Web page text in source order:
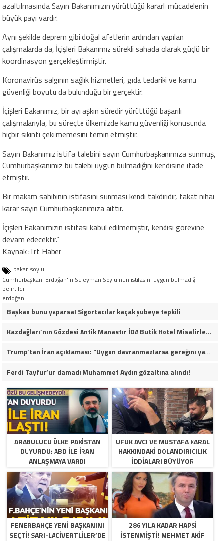
azaltılmasında Sayın Bakanımızın yürüttüğü kararlı mücadelenin
büyük payı vardır.
Aynı şekilde deprem gibi doğal afetlerin ardından yapılan
çalışmalarda da, İçişleri Bakanımız sürekli sahada olarak güçlü bir
koordinasyon gerçekleştirmiştir.
Koronavirüs salgının sağlık hizmetleri, gıda tedariki ve kamu
güvenliği boyutu da bulunduğu bir gerçektir.
İçişleri Bakanımız, bir ayı aşkın süredir yürüttüğü başarılı
çalışmalarıyla, bu süreçte ülkemizde kamu güvenliği konusunda
hiçbir sıkıntı çekilmemesini temin etmiştir.
Sayın Bakanımız istifa talebini sayın Cumhurbaşkanımıza sunmuş,
Cumhurbaşkanımız bu talebi uygun bulmadığını kendisine ifade
etmiştir.
Bir makam sahibinin istifasını sunması kendi takdiridir, fakat nihai
karar sayın Cumhurbaşkanımıza aittir.
İçişleri Bakanımızın istifası kabul edilmemiştir, kendisi görevine
devam edecektir.”
Kaynak :Trt Haber
bakan soylu
Cumhurbaşkanı Erdoğan'ın Süleyman Soylu'nun istifasını uygun bulmadığı
belirtildi.
erdoğan
Başkan bunu yaparsa! Sigortacılar kaçak şubeye tepkili
Kazdağları’nın Gözdesi Antik Manastır İDA Butik Hotel Misafirlerinden Tam Not Alıyor
Trump’tan İran açıklaması: “Uygun davranmazlarsa gereğini yaparım”
Ferdi Tayfur’un damadı Muhammet Aydın gözaltına alındı!
ARABULUCU ÜLKE PAKISTAN
DUYURDU: ABD ILE İRAN
ANLAŞMAYA VARDI
UFUK AVCI VE MUSTAFA KARAL
HAKKINDAKI DOLANDIRICILIK
İDDIALARI BÜYÜYOR
FENERBAHÇE YENI BAŞKANINI
SEÇTI! SARI-LACIVERTLILER’DE
286 YILA KADAR HAPSI
ISTENMIŞTI! MEHMET AKIF